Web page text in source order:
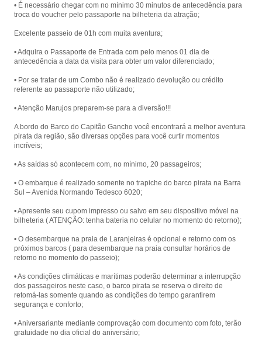
• É necessário chegar com no mínimo 30 minutos de antecedência para
troca do voucher pelo passaporte na bilheteria da atração;
Excelente passeio de 01h com muita aventura;
• Adquira o Passaporte de Entrada com pelo menos 01 dia de
antecedência a data da visita para obter um valor diferenciado;
• Por se tratar de um Combo não é realizado devolução ou crédito
referente ao passaporte não utilizado;
• Atenção Marujos preparem-se para a diversão!!!
A bordo do Barco do Capitão Gancho você encontrará a melhor aventura
pirata da região, são diversas opções para você curtir momentos
incríveis;
• As saídas só acontecem com, no mínimo, 20 passageiros;
• O embarque é realizado somente no trapiche do barco pirata na Barra
Sul – Avenida Normando Tedesco 6020;
• Apresente seu cupom impresso ou salvo em seu dispositivo móvel na
bilheteria ( ATENÇÃO: tenha bateria no celular no momento do retorno);
• O desembarque na praia de Laranjeiras é opcional e retorno com os
próximos barcos ( para desembarque na praia consultar horários de
retorno no momento do passeio);
• As condições climáticas e marítimas poderão determinar a interrupção
dos passageiros neste caso, o barco pirata se reserva o direito de
retomá-las somente quando as condições do tempo garantirem
segurança e conforto;
• Aniversariante mediante comprovação com documento com foto, terão
gratuidade no dia oficial do aniversário;